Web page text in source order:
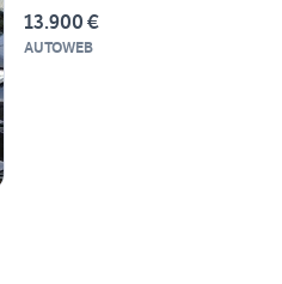
13.900 €
AUTOWEB